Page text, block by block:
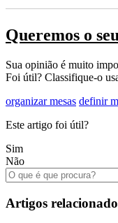
Queremos o
Sua opinião é muito
Foi útil? Classifique-o
organizar mesas definir
Este artigo foi útil?
Sim
Não
Artigos